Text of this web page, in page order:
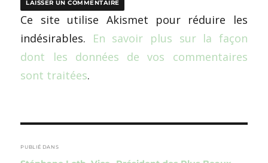
Ce site utilise Akismet pour réduire les
indésirables. En savoir plus sur la façon
dont les données de vos commentaires
sont traitées.
de
PUBLIÉ DANS